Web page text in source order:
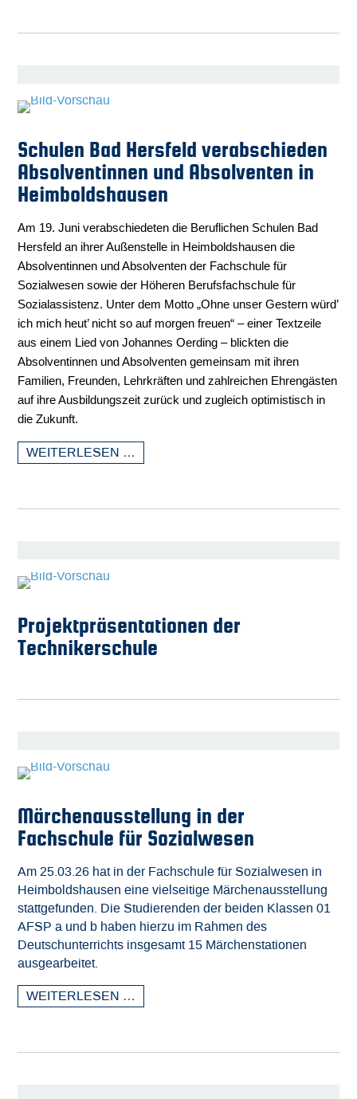
Schulen Bad Hersfeld verabschieden
Absolventinnen und Absolventen in
Heimboldshausen
Am 19. Juni verabschiedeten die Beruflichen Schulen Bad
Hersfeld an ihrer Außenstelle in Heimboldshausen die
Absolventinnen und Absolventen der Fachschule für
Sozialwesen sowie der Höheren Berufsfachschule für
Sozialassistenz. Unter dem Motto „Ohne unser Gestern würd’
ich mich heut’ nicht so auf morgen freuen“ – einer Textzeile
aus einem Lied von Johannes Oerding – blickten die
Absolventinnen und Absolventen gemeinsam mit ihren
Familien, Freunden, Lehrkräften und zahlreichen Ehrengästen
auf ihre Ausbildungszeit zurück und zugleich optimistisch in
die Zukunft.
WEITERLESEN …
Projektpräsentationen der
Technikerschule
Märchenausstellung in der
Fachschule für Sozialwesen
Am 25.03.26 hat in der Fachschule für Sozialwesen in
Heimboldshausen eine vielseitige Märchenausstellung
stattgefunden. Die Studierenden der beiden Klassen 01
AFSP a und b haben hierzu im Rahmen des
Deutschunterrichts insgesamt 15 Märchenstationen
ausgearbeitet.
WEITERLESEN …